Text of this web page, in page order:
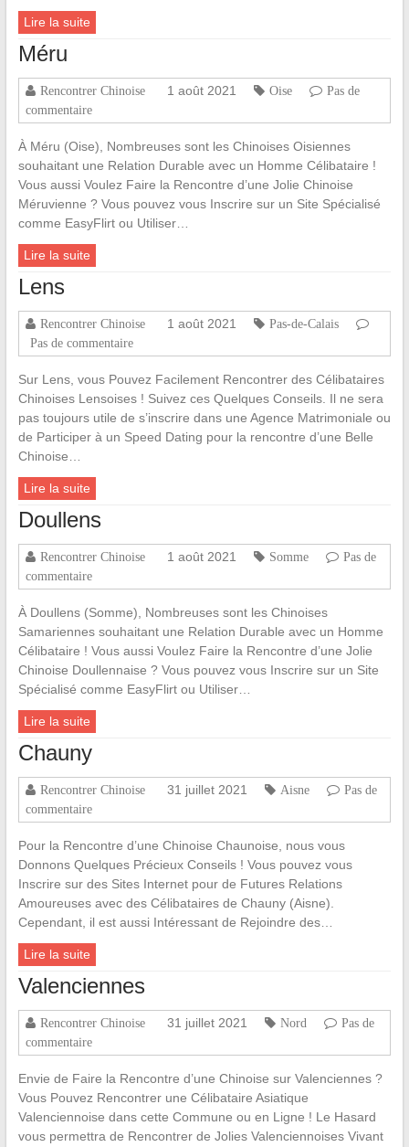
Lire la suite
Méru
Rencontrer Chinoise 1 août 2021 Oise
Pas de
commentaire
À Méru (Oise), Nombreuses sont les Chinoises Oisiennes
souhaitant une Relation Durable avec un Homme Célibataire !
Vous aussi Voulez Faire la Rencontre d’une Jolie Chinoise
Méruvienne ? Vous pouvez vous Inscrire sur un Site Spécialisé
comme EasyFlirt ou Utiliser…
Lire la suite
Lens
Rencontrer Chinoise 1 août 2021
Pas-de-Calais
Pas de commentaire
Sur Lens, vous Pouvez Facilement Rencontrer des Célibataires
Chinoises Lensoises ! Suivez ces Quelques Conseils. Il ne sera
pas toujours utile de s’inscrire dans une Agence Matrimoniale ou
de Participer à un Speed Dating pour la rencontre d’une Belle
Chinoise…
Lire la suite
Doullens
Rencontrer Chinoise 1 août 2021 Somme
Pas de
commentaire
À Doullens (Somme), Nombreuses sont les Chinoises
Samariennes souhaitant une Relation Durable avec un Homme
Célibataire ! Vous aussi Voulez Faire la Rencontre d’une Jolie
Chinoise Doullennaise ? Vous pouvez vous Inscrire sur un Site
Spécialisé comme EasyFlirt ou Utiliser…
Lire la suite
Chauny
Rencontrer Chinoise 31 juillet 2021 Aisne
Pas de
commentaire
Pour la Rencontre d’une Chinoise Chaunoise, nous vous
Donnons Quelques Précieux Conseils ! Vous pouvez vous
Inscrire sur des Sites Internet pour de Futures Relations
Amoureuses avec des Célibataires de Chauny (Aisne).
Cependant, il est aussi Intéressant de Rejoindre des…
Lire la suite
Valenciennes
Rencontrer Chinoise 31 juillet 2021 Nord
Pas de
commentaire
Envie de Faire la Rencontre d’une Chinoise sur Valenciennes ?
Vous Pouvez Rencontrer une Célibataire Asiatique
Valenciennoise dans cette Commune ou en Ligne ! Le Hasard
vous permettra de Rencontrer de Jolies Valenciennoises Vivant